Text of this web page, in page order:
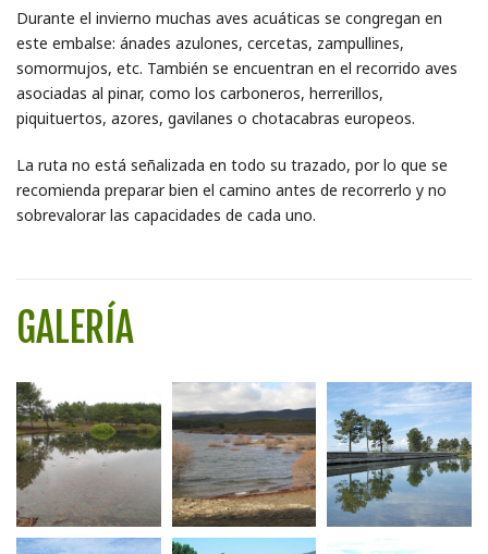
Durante el invierno muchas aves acuáticas se congregan en
este embalse: ánades azulones, cercetas, zampullines,
somormujos, etc. También se encuentran en el recorrido aves
asociadas al pinar, como los carboneros, herrerillos,
piquituertos, azores, gavilanes o chotacabras europeos.
La ruta no está señalizada en todo su trazado, por lo que se
recomienda preparar bien el camino antes de recorrerlo y no
sobrevalorar las capacidades de cada uno.
GALERÍA